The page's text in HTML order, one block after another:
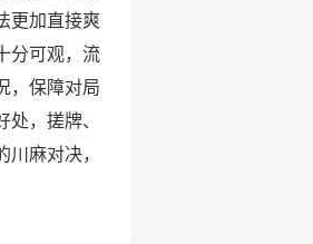
更加直接爽
分可观，流
，保障对局
，搓牌、
麻对决，